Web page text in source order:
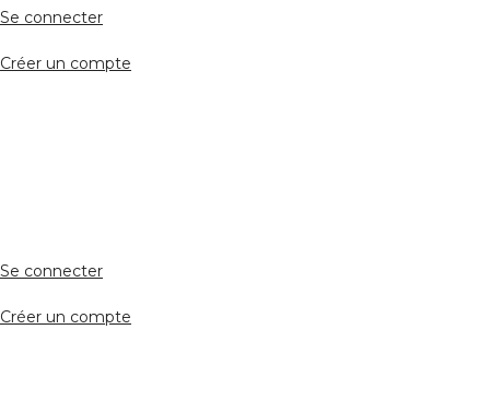
Se connecter
Créer un compte
Se connecter
Créer un compte